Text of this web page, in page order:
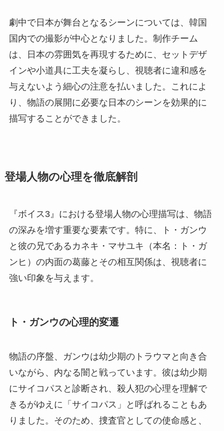
劇中で日本が舞台となるシーンについては、韓国
国内での撮影が中心となりました。制作チーム
は、日本の雰囲気を再現するために、セットデザ
インや小道具に工夫を凝らし、視聴者に違和感を
与えないよう細心の注意を払いました。これによ
り、物語の展開に必要な日本のシーンを効果的に
描写することができました。
登場人物の心理を徹底解剖
『ボイス3』における登場人物の心理描写は、物語
の深みを増す重要な要素です。特に、ト・ガンウ
と彼の兄であるカネキ・マサユキ（本名：ト・ガ
ンヒ）の内面の葛藤とその相互関係は、視聴者に
強い印象を与えます。
ト・ガンウの心理的変遷
物語の序盤、ガンウは幼少期のトラウマと向き合
いながら、内なる闇と戦っています。彼は幼少期
にサイコパスと診断され、殺人犯の心理を理解で
きるがゆえに「サイコパス」と呼ばれることもあ
りました。そのため、捜査官としての使命感と、